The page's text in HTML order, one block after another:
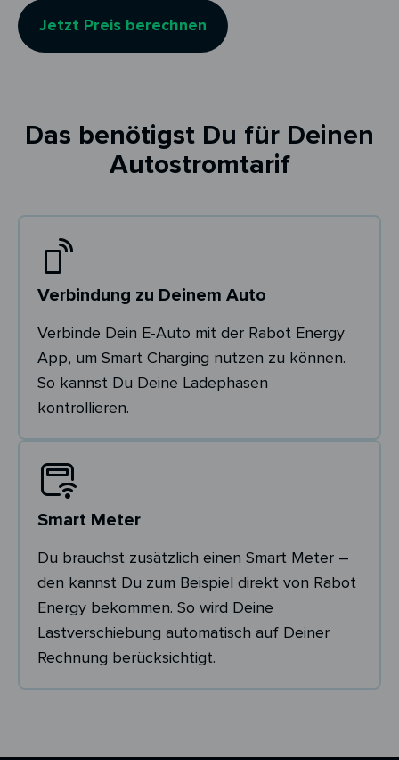
Jetzt Preis berechnen
Das benötigst Du für Deinen
Autostromtarif
Verbindung zu Deinem Auto
Verbinde Dein E-Auto mit der Rabot Energy
App, um Smart Charging nutzen zu können.
So kannst Du Deine Ladephasen
kontrollieren.
Smart Meter
Du brauchst zusätzlich einen Smart Meter –
den kannst Du zum Beispiel direkt von Rabot
Energy bekommen. So wird Deine
Lastverschiebung automatisch auf Deiner
Rechnung berücksichtigt.